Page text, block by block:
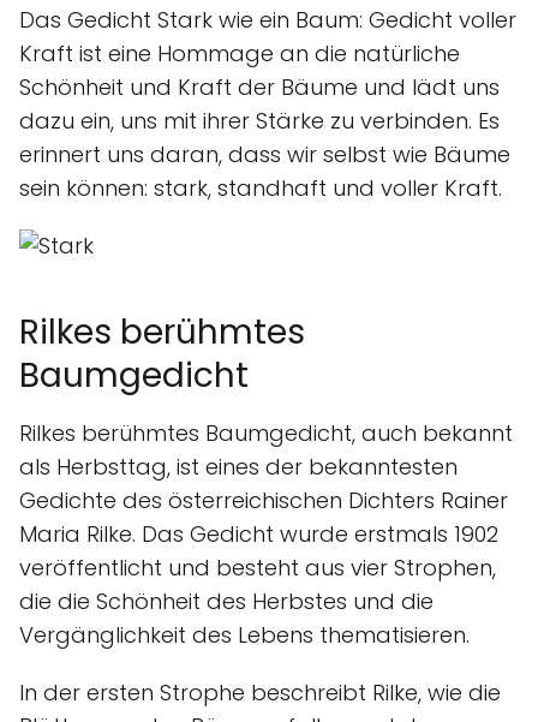
Das Gedicht Stark wie ein Baum: Gedicht voller
Kraft ist eine Hommage an die natürliche
Schönheit und Kraft der Bäume und lädt uns
dazu ein, uns mit ihrer Stärke zu verbinden. Es
erinnert uns daran, dass wir selbst wie Bäume
sein können: stark, standhaft und voller Kraft.
Rilkes berühmtes
Baumgedicht
Rilkes berühmtes Baumgedicht, auch bekannt
als Herbsttag, ist eines der bekanntesten
Gedichte des österreichischen Dichters Rainer
Maria Rilke. Das Gedicht wurde erstmals 1902
veröffentlicht und besteht aus vier Strophen,
die die Schönheit des Herbstes und die
Vergänglichkeit des Lebens thematisieren.
In der ersten Strophe beschreibt Rilke, wie die